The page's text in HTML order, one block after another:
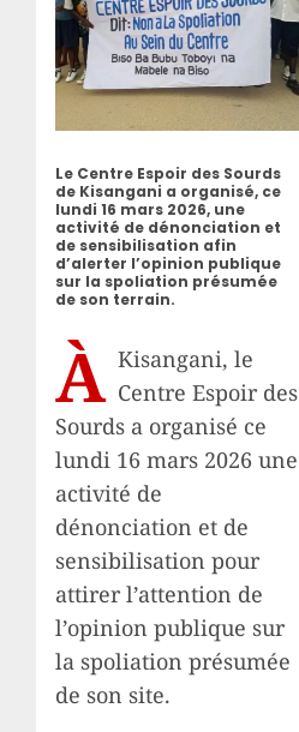
Le Centre Espoir des Sourds
de Kisangani a organisé, ce
lundi 16 mars 2026, une
activité de dénonciation et
de sensibilisation afin
d’alerter l’opinion publique
sur la spoliation présumée
de son terrain.
À Kisangani, le
Centre Espoir des
Sourds a organisé ce
lundi 16 mars 2026 une
activité de
dénonciation et de
sensibilisation pour
attirer l’attention de
l’opinion publique sur
la spoliation présumée
de son site.